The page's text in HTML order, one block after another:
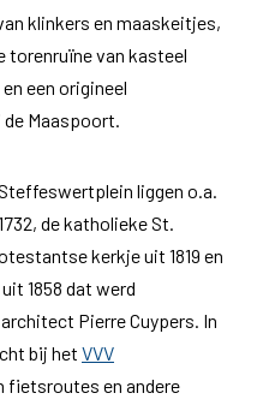
klinkers en maaskeitjes,
torenruïne van kasteel
een origineel
Maaspoort.
liggen o.a.
de katholieke St.
kerkje uit 1819 en
uit 1858 dat werd
Pierre Cuypers. In
bij het VVV
fietsroutes en andere